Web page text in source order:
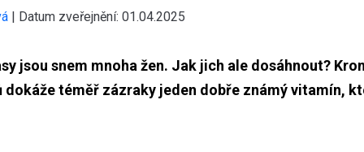
| Datum zveřejnění: 01.04.2025
jsou snem mnoha žen. Jak jich ale dosáhnout?
téměř zázraky jeden dobře známý vitamín,